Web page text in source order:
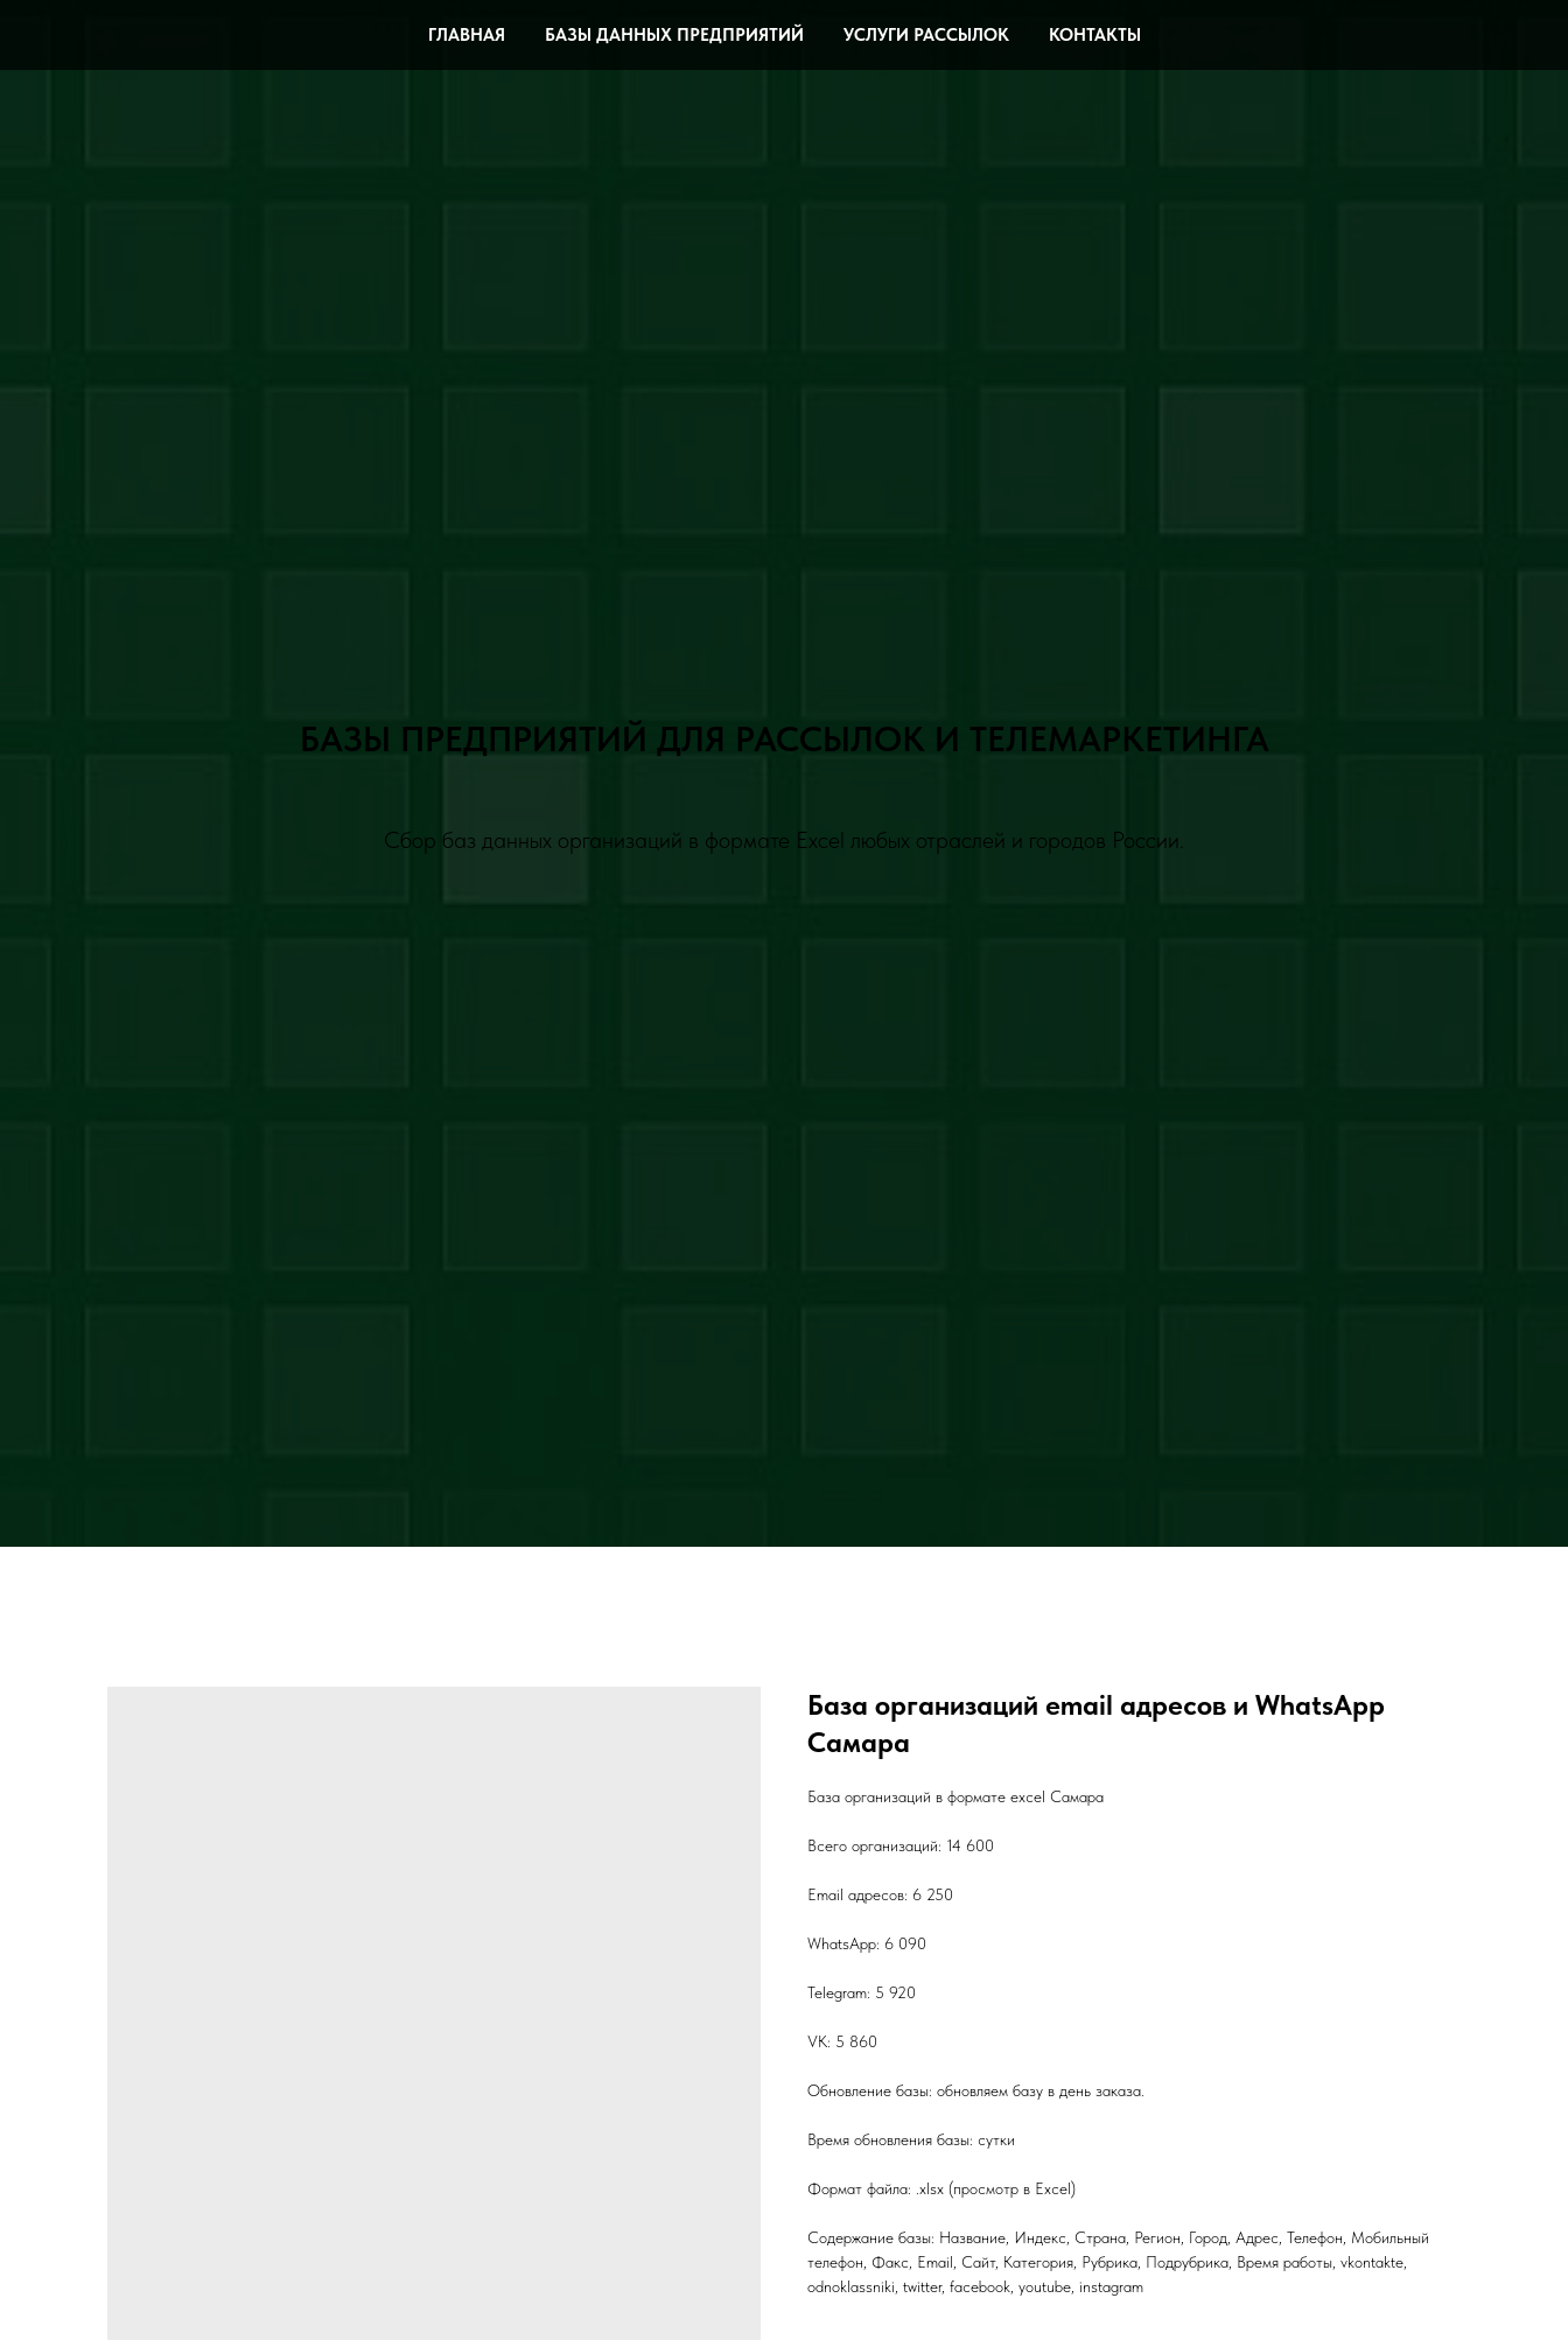
ГЛАВНАЯ БАЗЫ ДАННЫХ ПРЕДПРИЯТИЙ УСЛУГИ РАССЫЛОК КОНТАКТЫ
БАЗЫ ПРЕДПРИЯТИЙ ДЛЯ РАССЫЛОК И ТЕЛЕМАРКЕТИНГА
Сбор баз данных организаций в формате Excel любых отраслей и городов России.
База организаций email адресов и WhatsApp
Самара
База организаций в формате excel Самара
Всего организаций: 14 600
Email адресов: 6 250
WhatsApp: 6 090
Telegram: 5 920
VK: 5 860
Обновление базы: обновляем базу в день заказа.
Время обновления базы: сутки
Формат файла: .xlsx (просмотр в Excel)
Содержание базы: Название, Индекс, Страна, Регион, Город, Адрес, Телефон, Мобильный
телефон, Факс, Email, Сайт, Категория, Рубрика, Подрубрика, Время работы, vkontakte,
odnoklassniki, twitter, facebook, youtube, instagram